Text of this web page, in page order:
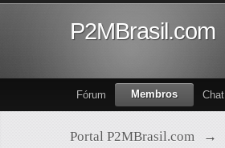
P2MBrasil.com
Fórum Membros Chat
Portal P2MBrasil.com →